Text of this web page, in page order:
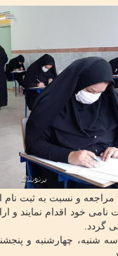
نامی خود اقدام نمایند و
گردد.